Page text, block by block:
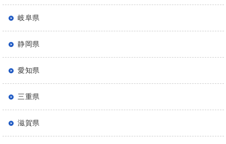
岐阜県
静岡県
愛知県
三重県
滋賀県